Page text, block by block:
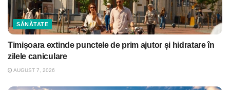
SĂNĂTATE
Timișoara extinde punctele de prim ajutor și hidratare în
zilele caniculare
AUGUST 7, 2026